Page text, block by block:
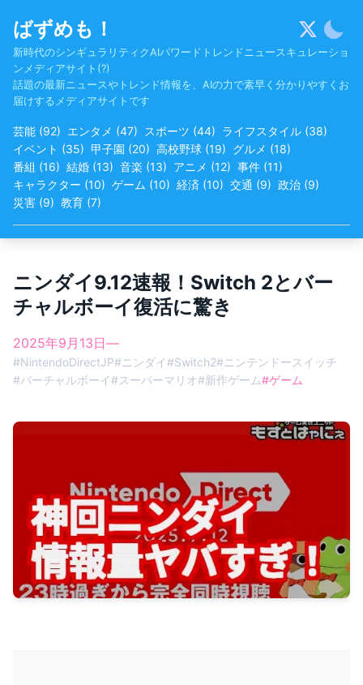
content
ばずめも！
新時代のシンギュラリティクAIパワードトレンドニュースキュレーショ
ンメディアサイト(?)
話題の最新ニュースやトレンド情報を、AIの力で素早く分かりやすくお
届けするメディアサイトです
芸能 (92) エンタメ (47) スポーツ (44) ライフスタイル (38)
イベント (35) 甲子園 (20) 高校野球 (19) グルメ (18)
番組 (16) 結婚 (13) 音楽 (13) アニメ (12) 事件 (11)
キャラクター (10) ゲーム (10) 経済 (10) 交通 (9) 政治 (9)
災害 (9) 教育 (7)
ニンダイ9.12速報！Switch 2とバー
チャルボーイ復活に驚き
2025年9月13日—
#NintendoDirectJP# ニンダイ#Switch2# ニンテンドースイッチ
#バーチャルボーイ#スーパーマリオ#新作ゲーム#ゲーム